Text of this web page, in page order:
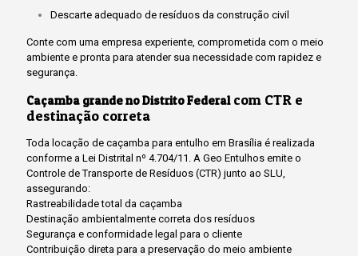
Descarte adequado de resíduos da construção civil
Conte com uma empresa experiente, comprometida com o meio
ambiente e pronta para atender sua necessidade com rapidez e
segurança.
Caçamba grande no Distrito Federalcom CTR e
destinação correta
Toda locação de caçamba para entulho em Brasília é realizada
conforme a Lei Distrital nº 4.704/11. A Geo Entulhos emite o
Controle de Transporte de Resíduos (CTR) junto ao SLU,
assegurando:
Rastreabilidade total da caçamba
Destinação ambientalmente correta dos resíduos
Segurança e conformidade legal para o cliente
Contribuição direta para a preservação do meio ambiente